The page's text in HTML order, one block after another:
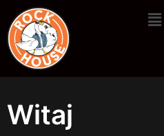
content
Witaj